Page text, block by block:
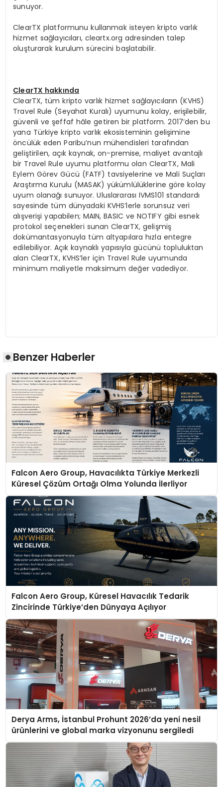
sunuyor.
ClearTX platformunu kullanmak isteyen kripto varlık
hizmet sağlayıcıları, cleartx.org adresinden talep
oluşturarak kurulum sürecini başlatabilir.
ClearTX hakkında
ClearTX, tüm kripto varlık hizmet sağlayıcıların (KVHS)
Travel Rule (Seyahat Kuralı) uyumunu kolay, erişilebilir,
güvenli ve şeffaf hâle getiren bir platform. 2017’den bu
yana Türkiye kripto varlık ekosisteminin gelişimine
öncülük eden Paribu’nun mühendisleri tarafından
geliştirilen, açık kaynak, on-premise, maliyet avantajlı
bir Travel Rule uyumu platformu olan ClearTX, Mali
Eylem Görev Gücü (FATF) tavsiyelerine ve Mali Suçları
Araştırma Kurulu (MASAK) yükümlülüklerine göre kolay
uyum olanağı sunuyor. Uluslararası IVMS101 standardı
sayesinde tüm dünyadaki KVHS’lerle sorunsuz veri
alışverişi yapabilen; MAIN, BASIC ve NOTIFY gibi esnek
protokol seçenekleri sunan ClearTX, gelişmiş
dokümantasyonuyla tüm altyapılara hızla entegre
edilebiliyor. Açık kaynaklı yapısıyla gücünü topluluktan
alan ClearTX, KVHS’ler için Travel Rule uyumunda
minimum maliyetle maksimum değer vadediyor.
Benzer Haberler
Falcon Aero Group, Havacılıkta Türkiye Merkezli
Küresel Çözüm Ortağı Olma Yolunda İlerliyor
Falcon Aero Group, Küresel Havacılık Tedarik
Zincirinde Türkiye’den Dünyaya Açılıyor
Derya Arms, İstanbul Prohunt 2026’da yeni nesil
ürünlerini ve global marka vizyonunu sergiledi